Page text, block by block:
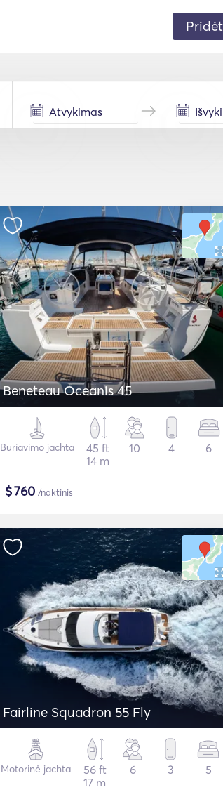
Beneteau Oceanis 45
Buriavimo jachta
45 ft
14 m
10 4 6
$760 /naktinis
Fairline Squadron 55 Fly
Motorinė jachta
56 ft
17 m
6 3 5